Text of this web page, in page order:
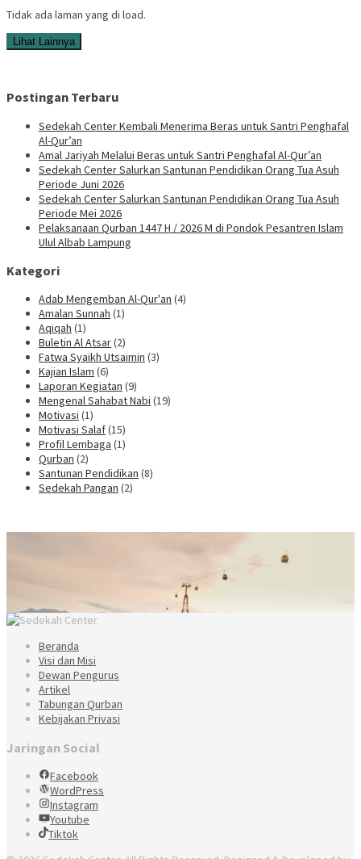
Tidak ada laman yang di load.
Lihat Lainnya
Postingan Terbaru
Sedekah Center Kembali Menerima Beras untuk Santri Penghafal
Al-Qur’an
Amal Jariyah Melalui Beras untuk Santri Penghafal Al-Qur’an
Sedekah Center Salurkan Santunan Pendidikan Orang Tua Asuh
Periode Juni 2026
Sedekah Center Salurkan Santunan Pendidikan Orang Tua Asuh
Periode Mei 2026
Pelaksanaan Qurban 1447 H / 2026 M di Pondok Pesantren Islam
Ulul Albab Lampung
Kategori
Adab Mengemban Al-Qur'an (4)
Amalan Sunnah (1)
Aqiqah (1)
Buletin Al Atsar(2)
Fatwa Syaikh Utsaimin (3)
Kajian Islam (6)
Laporan Kegiatan (9)
Mengenal Sahabat Nabi (19)
Motivasi (1)
Motivasi Salaf(15)
Profil Lembaga (1)
Qurban (2)
Santunan Pendidikan (8)
Sedekah Pangan (2)
Beranda
Visi dan Misi
Dewan Pengurus
Artikel
Tabungan Qurban
Kebijakan Privasi
Jaringan Social
Facebook
WordPress
Instagram
Youtube
Tiktok